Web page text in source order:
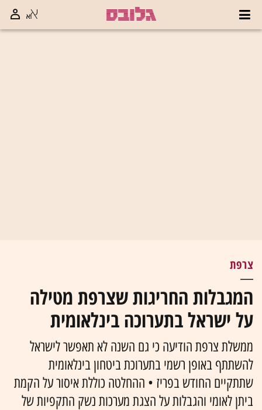
צרפת
המגבלות החריגות שצרפת מטילה
על ישראל בתערוכה בינלאומית
ממשלת צרפת הודיעה כי גם השנה לא תאפשר לישראל
להשתתף באופן רשמי בתערוכת ביטחון בינלאומית
שתתקיים החודש בפריז • ההחלטה כוללת איסור על הקמת
ביתן לאומי והגבלות על הצגת מערכות נשק התקפיות של